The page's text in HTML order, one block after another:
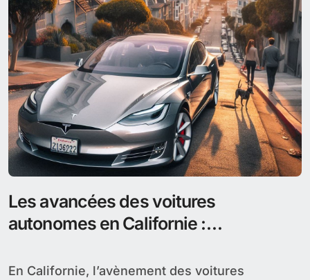
Les avancées des voitures
autonomes en Californie :
En Californie, l’avènement des voitures